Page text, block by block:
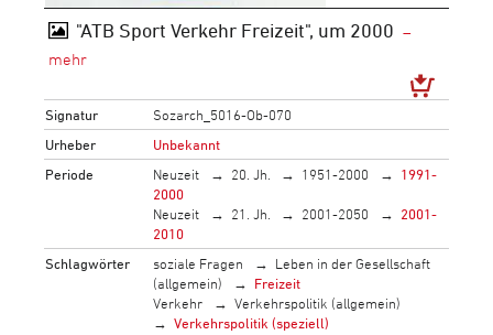
"ATB Sport Verkehr Freizeit", um 2000
Signatur
Sozarch_5016-Ob-070
Urheber
Unbekannt
Periode
Neuzeit 20. Jh. 1951-2000
1991-
2000
Neuzeit
21. Jh. 2001-2050
2001-
2010
Schlagwörter
soziale Fragen
Leben in der Gesellschaft
(allgemein)
Freizeit
Verkehr
Verkehrspolitik (allgemein)
Verkehrspolitik (speziell)